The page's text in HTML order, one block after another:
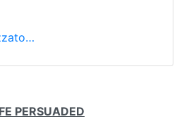
PERSUADED